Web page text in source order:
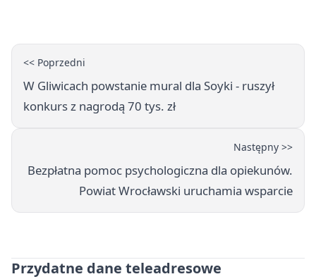
<< Poprzedni
W Gliwicach powstanie mural dla Soyki - ruszył
konkurs z nagrodą 70 tys. zł
Następny >>
Bezpłatna pomoc psychologiczna dla opiekunów.
Powiat Wrocławski uruchamia wsparcie
Przydatne dane teleadresowe